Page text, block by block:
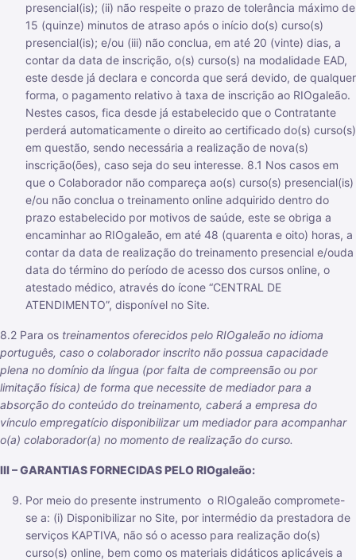
presencial(is); (ii) não respeite o prazo de tolerância máximo de
15 (quinze) minutos de atraso após o início do(s) curso(s)
presencial(is); e/ou (iii) não conclua, em até 20 (vinte) dias, a
contar da data de inscrição, o(s) curso(s) na modalidade EAD,
este desde já declara e concorda que será devido, de qualquer
forma, o pagamento relativo à taxa de inscrição ao RIOgaleão.
Nestes casos, fica desde já estabelecido que o Contratante
perderá automaticamente o direito ao certificado do(s) curso(s)
em questão, sendo necessária a realização de nova(s)
inscrição(ões), caso seja do seu interesse. 8.1 Nos casos em
que o Colaborador não compareça ao(s) curso(s) presencial(is)
e/ou não conclua o treinamento online adquirido dentro do
prazo estabelecido por motivos de saúde, este se obriga a
encaminhar ao RIOgaleão, em até 48 (quarenta e oito) horas, a
contar da data de realização do treinamento presencial e/ouda
data do término do período de acesso dos cursos online, o
atestado médico, através do ícone “CENTRAL DE
ATENDIMENTO”, disponível no Site.
8.2 Para os treinamentos oferecidos pelo RIOgaleão no idioma
português, caso o colaborador inscrito não possua capacidade
plena no domínio da língua (por falta de compreensão ou por
limitação física) de forma que necessite de mediador para a
absorção do conteúdo do treinamento, caberá a empresa do
vínculo empregatício disponibilizar um mediador para acompanhar
o(a) colaborador(a) no momento de realização do curso.
III – GARANTIAS FORNECIDAS PELO RIOgaleão:
Por meio do presente instrumento o RIOgaleão compromete-
se a: (i) Disponibilizar no Site, por intermédio da prestadora de
serviços KAPTIVA, não só o acesso para realização do(s)
curso(s) online, bem como os materiais didáticos aplicáveis a